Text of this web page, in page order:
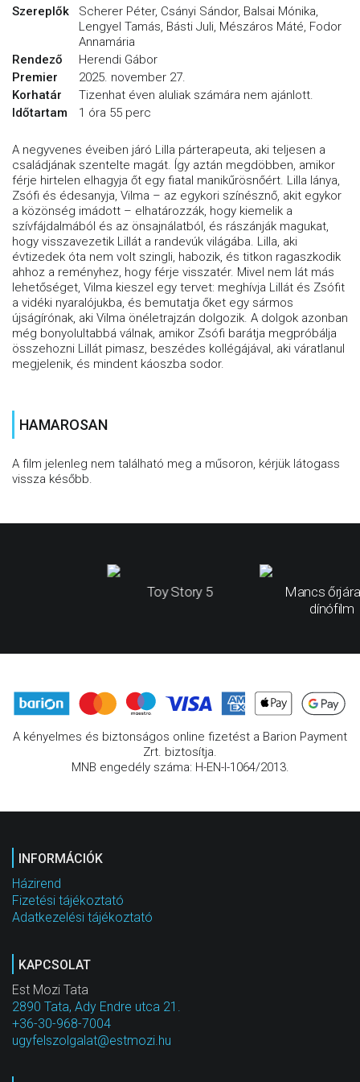
Szereplők
Scherer Péter, Csányi Sándor, Balsai Mónika,
Lengyel Tamás, Básti Juli, Mészáros Máté, Fodor
Annamária
Rendező
Herendi Gábor
Premier
2025. november 27.
Korhatár
Tizenhat éven aluliak számára nem ajánlott.
Időtartam
1 óra 55 perc
A negyvenes éveiben járó Lilla párterapeuta, aki teljesen a
családjának szentelte magát. Így aztán megdöbben, amikor
férje hirtelen elhagyja őt egy fiatal manikűrösnőért. Lilla lánya,
Zsófi és édesanyja, Vilma – az egykori színésznő, akit egykor
a közönség imádott – elhatározzák, hogy kiemelik a
szívfájdalmából és az önsajnálatból, és rászánják magukat,
hogy visszavezetik Lillát a randevúk világába. Lilla, aki
évtizedek óta nem volt szingli, habozik, és titkon ragaszkodik
ahhoz a reményhez, hogy férje visszatér. Mivel nem lát más
lehetőséget, Vilma kieszel egy tervet: meghívja Lillát és Zsófit
a vidéki nyaralójukba, és bemutatja őket egy sármos
újságírónak, aki Vilma önéletrajzán dolgozik. A dolgok azonban
még bonyolultabbá válnak, amikor Zsófi barátja megpróbálja
összehozni Lillát pimasz, beszédes kollégájával, aki váratlanul
megjelenik, és mindent káoszba sodor.
HAMAROSAN
A film jelenleg nem található meg a műsoron, kérjük látogass
vissza később.
Toy Story 5
Mancs
dínófilm
A kényelmes és biztonságos online fizetést a Barion Payment
Zrt. biztosítja.
MNB engedély száma: H-EN-I-1064/2013.
INFORMÁCIÓK
Házirend
Fizetési tájékoztató
Adatkezelési tájékoztató
KAPCSOLAT
Est Mozi Tata
2890 Tata, Ady Endre utca 21.
+36-30-968-7004
ugyfelszolgalat@estmozi.hu